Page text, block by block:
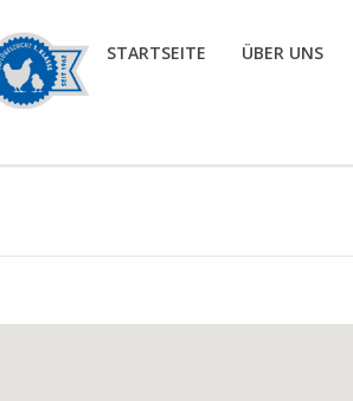
STARTSEITE ÜBER UNS